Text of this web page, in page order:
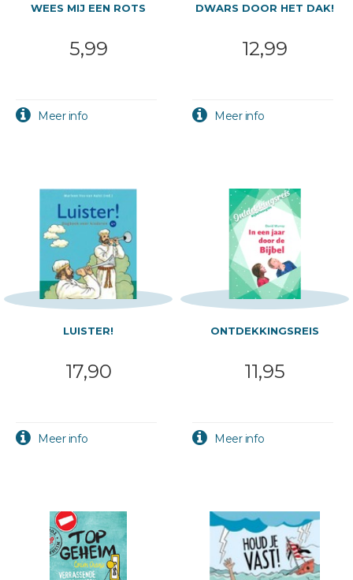
WEES MIJ EEN ROTS
5,99
DWARS DOOR HET DAK!
12,99
LUISTER!
17,90
ONTDEKKINGSREIS
11,95